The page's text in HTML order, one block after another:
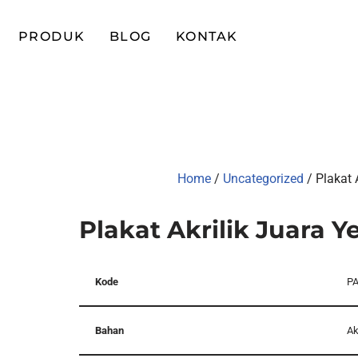
PRODUK BLOG KONTAK
Home / Uncategorized / Plakat
Plakat Akrilik Juara
Kode
Bahan